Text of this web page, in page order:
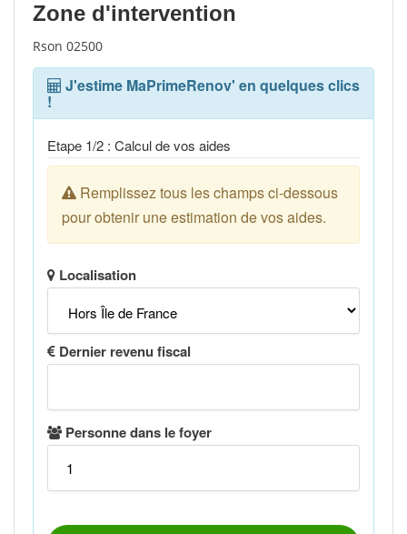
Zone d'intervention
Rson 02500